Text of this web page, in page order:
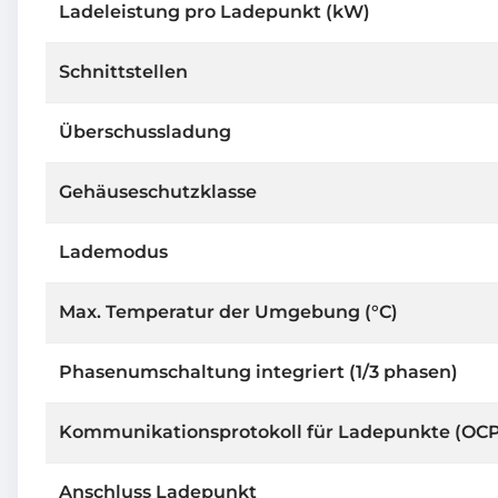
Ladeleistung pro Ladepunkt (kW)
Schnittstellen
Überschussladung
Gehäuseschutzklasse
Lademodus
Max. Temperatur der Umgebung (°C)
Phasenumschaltung integriert (1/3 phasen)
Kommunikationsprotokoll für Ladepunkte
Anschluss Ladepunkt